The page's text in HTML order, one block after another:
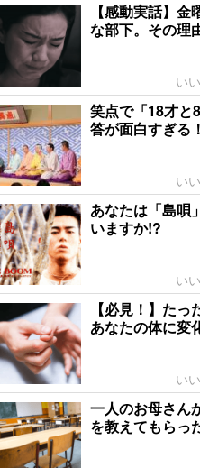
【感動実話】
な部下。その理
い
笑点で「18才と
答が面白すぎる
い
あなたは「島唄
いますか!?
い
【必見！】た
あなたの体に変
い
一人のお母さん
を教えてもらっ